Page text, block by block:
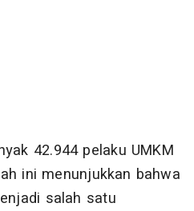
42.944 pelaku UMKM
ini menunjukkan bahwa
salah satu